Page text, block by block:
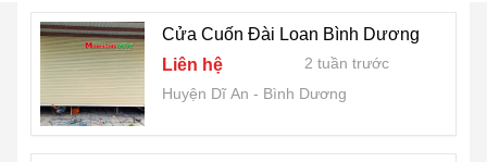
Cửa Cuốn Đài Loan Bình Dương
Liên hệ
2 tuần trước
Huyện Dĩ An
Bình Dương